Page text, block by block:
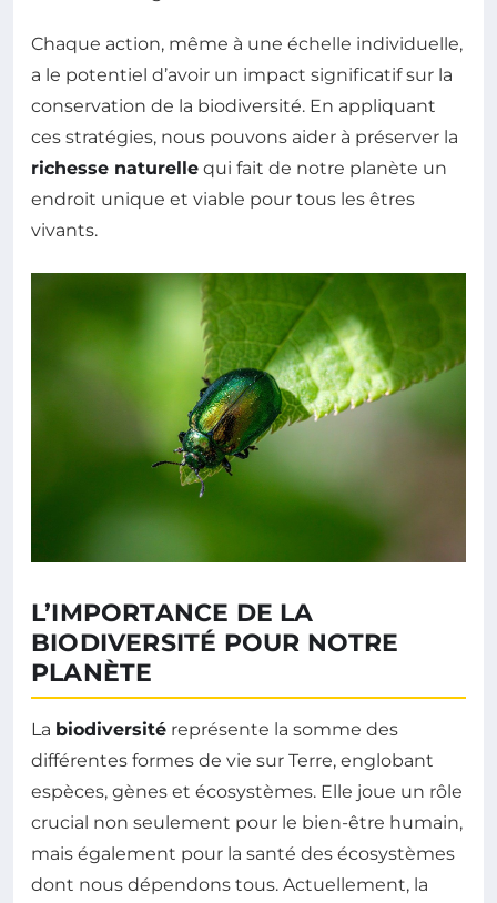
Chaque action, même à une échelle individuelle,
a le potentiel d’avoir un impact significatif sur la
conservation de la biodiversité. En appliquant
ces stratégies, nous pouvons aider à préserver la
richesse naturelle qui fait de notre planète un
endroit unique et viable pour tous les êtres
vivants.
L’IMPORTANCE DE LA
BIODIVERSITÉ POUR NOTRE
PLANÈTE
La biodiversité représente la somme des
différentes formes de vie sur Terre, englobant
espèces, gènes et écosystèmes. Elle joue un rôle
crucial non seulement pour le bien-être humain,
mais également pour la santé des écosystèmes
dont nous dépendons tous. Actuellement, la